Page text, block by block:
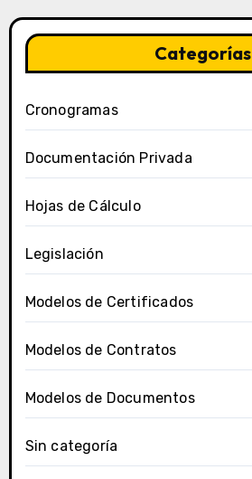
Categorías
Cronogramas
Documentación Privada
Hojas de Cálculo
Legislación
Modelos de Certificados
Modelos de Contratos
Modelos de Documentos
Sin categoría